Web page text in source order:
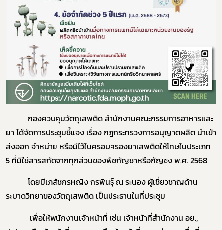
กองควบคุมวัตถุเสพติด สำนักงานคณะกรรมการอาหารและ
ยา ได้จัดการประชุมชี้แจง เรื่อง กฎกระทรวงการอนุญาตผลิต นำเข้า
ส่งออก จำหน่าย หรือมีไว้ในครอบครองยาเสพติดให้โทษในประเภท
5 ที่มิใช่สารสกัดจากทุกส่วนของพืชกัญชาหรือกัญชง พ.ศ. 2568
โดยมีเภสัชกรหญิง กรพินธุ์ ณ ระนอง ผู้เชี่ยวชาญด้าน
ระบาดวิทยาของวัตถุเสพติด เป็นประธานในที่ประชุม
เพื่อให้พนักงานเจ้าหน้าที่ เช่น เจ้าหน้าที่สำนักงาน อย.,